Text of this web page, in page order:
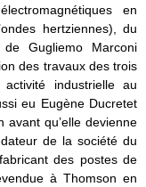
en
hertziennes), du
Gugliemo Marconi
des travaux des trois
industrielle au
eu Eugène Ducretet
qu’elle devienne
de la société du
des postes de
à Thomson en